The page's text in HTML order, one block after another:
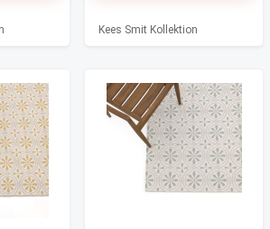
cm
Kees Smit Kollektion